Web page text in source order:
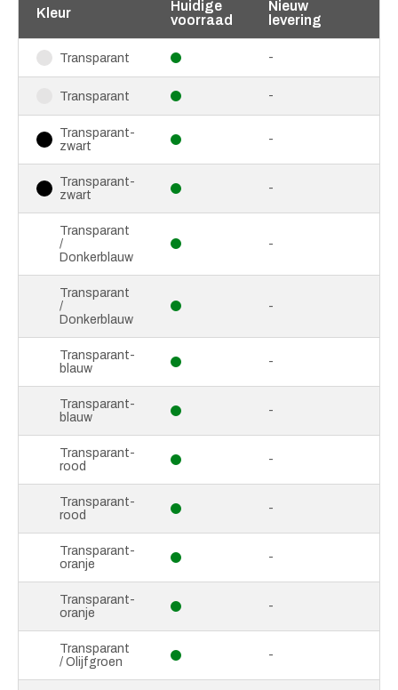
Kleur
Huidige
voorraad
Nieuw
levering
Transparant -
Transparant -
Transparant-
zwart
-
Transparant-
zwart
-
Transparant
/
Donkerblauw
-
Transparant
/
Donkerblauw
-
Transparant-
blauw
-
Transparant-
blauw
-
Transparant-
rood
-
Transparant-
rood
-
Transparant-
oranje
-
Transparant-
oranje
-
Transparant
/ Olijfgroen
-